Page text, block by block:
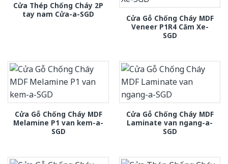
Cửa Thép Chống Cháy 2P
tay nam Cửa-a-SGD
Cửa Gỗ Chống Cháy MDF
Veneer P1R4 Căm Xe-
SGD
Cửa Gỗ Chống Cháy MDF
Melamine P1 van kem-a-
SGD
Cửa Gỗ Chống Cháy MDF
Laminate van ngang-a-
SGD